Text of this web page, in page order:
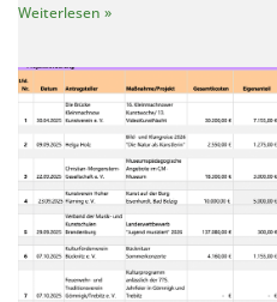
Weiterlesen »